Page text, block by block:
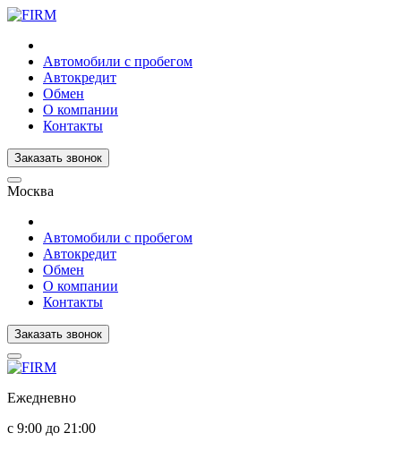
Автомобили с пробегом
Автокредит
Обмен
О компании
Контакты
Заказать звонок
Москва
Автомобили с пробегом
Автокредит
Обмен
О компании
Контакты
Заказать звонок
Ежедневно
с 9:00 до 21:00